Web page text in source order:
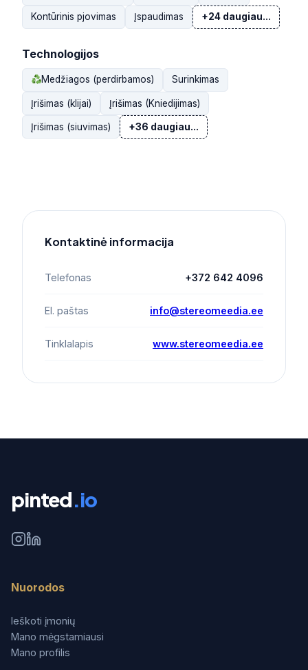
Kontūrinis pjovimas Įspaudimas +24 daugiau...
Technologijos
Medžiagos (perdirbamos) Surinkimas
Įrišimas (klijai) Įrišimas (Kniedijimas)
Įrišimas (siuvimas) +36 daugiau...
Kontaktinė informacija
Telefonas +372 642 4096
El. paštas info@stereomeedia.ee
Tinklalapis www.stereomeedia.ee
pinted.io
Nuorodos
Ieškoti įmonių
Mano mėgstamiausi
Mano profilis